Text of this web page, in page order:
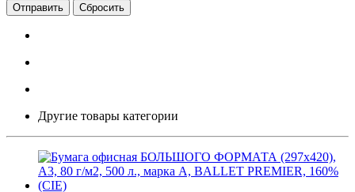
Сбросить
Другие товары категории